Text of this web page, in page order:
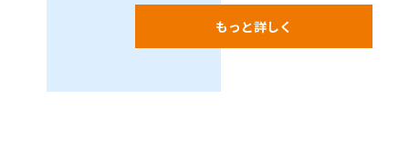
もっと詳しく